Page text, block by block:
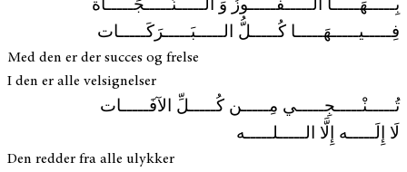
بِـــــهَـــــا الـــــفَـــــوزُ وَ الـــــنَّـــــجَـــــاة
فِـــــيـــــهَـــــا كُـــــلُّ الـــــبَـــــرَكَـــــات
Med den er der succes og frelse
I den er alle velsignelser
تُـــــنْـــــجِـــــي مِـــــن كُـــــلِّ الآفَـــــات
لَا إِلَـــــه إِلَّا الـــــلـــــه
Den redder fra alle ulykker